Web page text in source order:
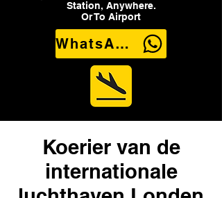
Station, Anywhere.
Or To Airport
WhatsApp Us
Koerier van de
internationale